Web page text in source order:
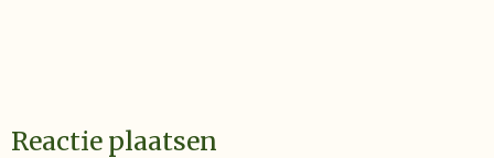
Reactie plaatsen